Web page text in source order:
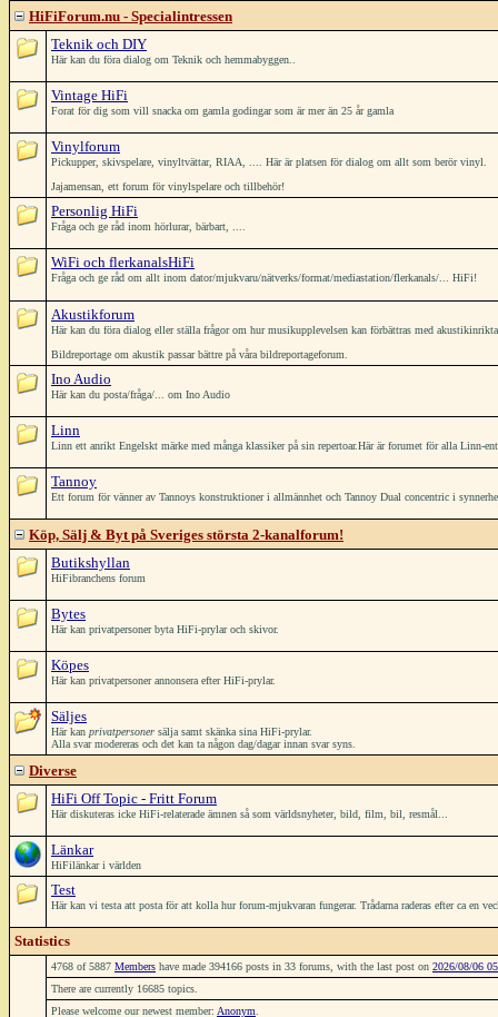
HiFiForum.nu - Specialintressen
Teknik och DIY
Här kan du föra dialog om Teknik och hemmabyggen..
Vintage HiFi
Forat för dig som vill snacka om gamla godingar som är mer än 25 år gamla
Vinylforum
Pickupper, skivspelare, vinyltvättar, RIAA, .... Här är platsen för dialog om allt som berör vinyl.
Jajamensan, ett forum för vinylspelare och tillbehör!
Personlig HiFi
Fråga och ge råd inom hörlurar, bärbart, ....
WiFi och flerkanalsHiFi
Fråga och ge råd om allt inom dator/mjukvaru/nätverks/format/mediastation/flerkanals/... HiFi!
Akustikforum
Här kan du föra dialog eller ställa frågor om hur musikupplevelsen kan förbättras med
Bildreportage om akustik passar bättre på våra bildreportageforum.
Ino Audio
Här kan du posta/fråga/... om Ino Audio
Linn
Linn ett anrikt Engelskt märke med många klassiker på sin repertoar.Här är forumet för alla Linn-
Tannoy
Ett forum för vänner av Tannoys konstruktioner i allmännhet och Tannoy Dual concentric i
Köp, Sälj & Byt på Sveriges största 2-kanalforum!
Butikshyllan
HiFibranchens forum
Bytes
Här kan privatpersoner byta HiFi-prylar och skivor.
Köpes
Här kan privatpersoner annonsera efter HiFi-prylar.
Säljes
Här kan privatpersoner sälja samt skänka sina HiFi-prylar.
Alla svar modereras och det kan ta någon dag/dagar innan svar syns.
Diverse
HiFi Off Topic - Fritt Forum
Här diskuteras icke HiFi-relaterade ämnen så som världsnyheter, bild, film, bil, resmål...
Länkar
HiFilänkar i världen
Test
Här kan vi testa att posta för att kolla hur forum-mjukvaran fungerar. Trådarna raderas efter ca en
Statistics
4768 of 5887 Members have made 394166 posts in 33 forums, with the last post on 2026/08/06
There are currently 16685 topics.
Please welcome our newest member: Anonym